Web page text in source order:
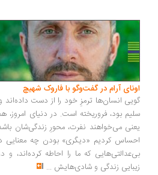
اونای آرام در گفت‌وگو با فاروک شهیچ‭
گویی انسان‌ها ترمزِ خود را از دست
سلیم بود، فروریخته است. در دنیای
یعنی می‌خواهند نفرت، محورِ زندگی‌شان
احساس کردیم «دیگری» بودن چه معنایی
بی‌عدالتی‌هایی که ما را احاطه کرده‌اند،
زیبایی زندگی و شادی‌هایش ...